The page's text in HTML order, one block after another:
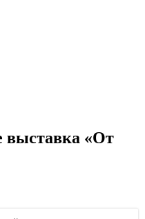
выставка «От